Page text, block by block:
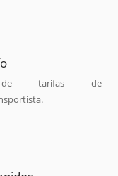
de tarifas de